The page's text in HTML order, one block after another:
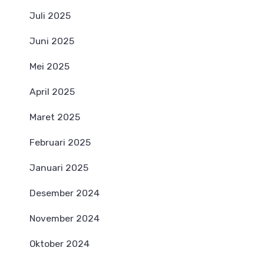
Juli 2025
Juni 2025
Mei 2025
April 2025
Maret 2025
Februari 2025
Januari 2025
Desember 2024
November 2024
Oktober 2024